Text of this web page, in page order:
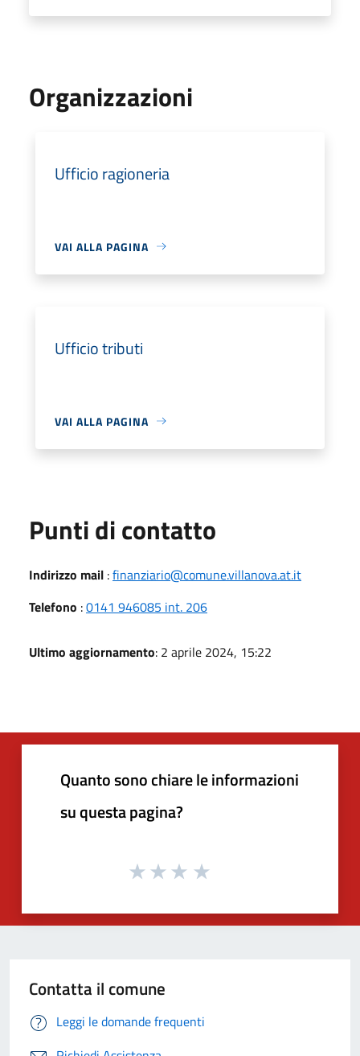
Organizzazioni
Ufficio ragioneria
VAI ALLA PAGINA
Ufficio tributi
VAI ALLA PAGINA
Punti di contatto
Indirizzo mail :finanziario@comune.villanova.at.it
Telefono :0141 946085 int. 206
Ultimo aggiornamento: 2 aprile 2024, 15:22
Quanto sono chiare le informazioni
su questa pagina?
Contatta il comune
Leggi le domande frequenti